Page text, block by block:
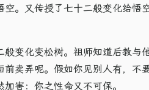
。又传授了七十二般变化给悟
变化变松树。祖师知道后教与
卖弄呢。假如你见别人有，不
害：你之性命又不可保。​